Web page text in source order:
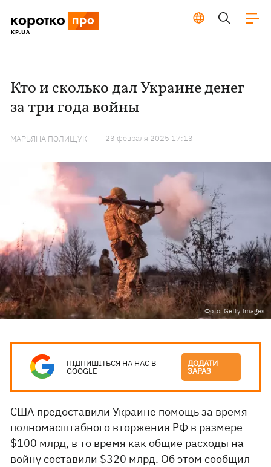
Кто и сколько дал Украине денег
за три года войны
МАРЬЯНА ПОЛИЩУК 23 февраля 2025 17:13
Фото: Getty Images
ПІДПИШІТЬСЯ НА НАС В
GOOGLE
ДОДАТИ
ЗАРАЗ
США предоставили Украине помощь за время
полномасштабного вторжения РФ в размере
$100 млрд, в то время как общие расходы на
войну составили $320 млрд. Об этом сообщил